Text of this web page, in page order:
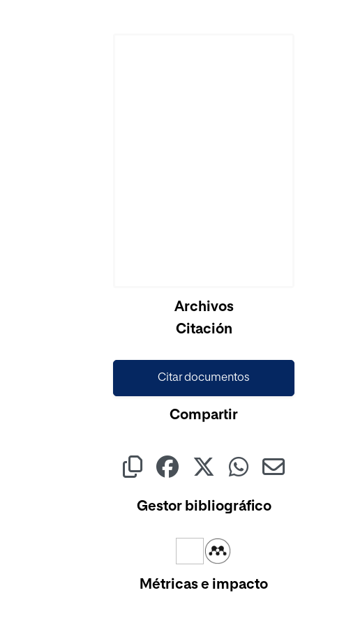
Archivos
Citación
Citar documentos
Compartir
Gestor bibliográfico
Métricas e impacto